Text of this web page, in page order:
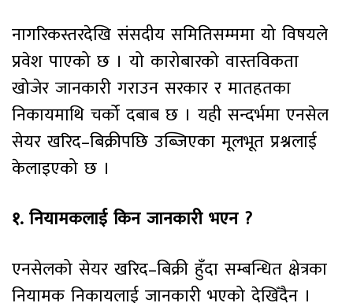
नागरिकस्तरदेखि संसदीय समितिसम्ममा यो विषयले
प्रवेश पाएको छ । यो कारोबारको वास्तविकता
खोजेर जानकारी गराउन सरकार र मातहतका
निकायमाथि चर्को दबाब छ । यही सन्दर्भमा एनसेल
सेयर खरिद–बिक्रीपछि उब्जिएका मूलभूत प्रश्नलाई
केलाइएको छ ।
१. नियामकलाई किन जानकारी भएन ?
एनसेलको सेयर खरिद–बिक्री हुँदा सम्बन्धित क्षेत्रका
नियामक निकायलाई जानकारी भएको देखिँदैन ।